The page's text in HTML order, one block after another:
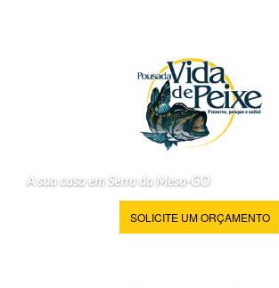
A sua casa em Serra da Mesa-GO
SOLICITE UM ORÇAMENTO